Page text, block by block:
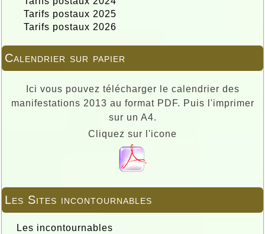
Tarifs postaux 2025
Tarifs postaux 2026
Calendrier sur papier
Ici vous pouvez télécharger le calendrier des
manifestations 2013 au format PDF. Puis l'imprimer
sur un A4.
Cliquez sur l'icone
Les Sites incontournables
Les incontournables